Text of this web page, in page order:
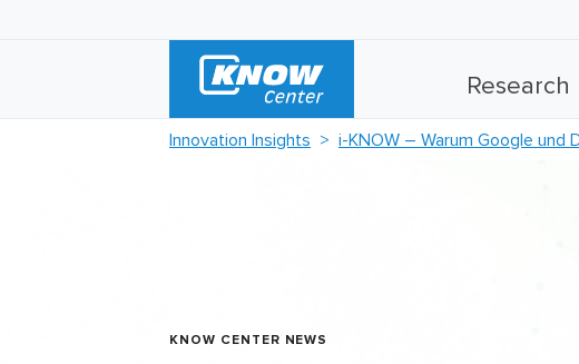
Research
Innovation Insights i-KNOW – Warum Google und
KNOW CENTER NEWS